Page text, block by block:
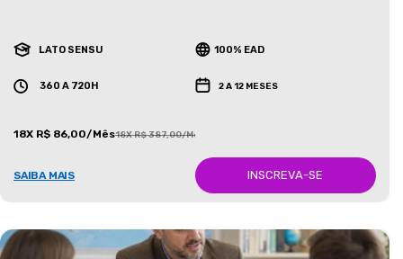
LATO SENSU 100% EAD
360 A 720H 2 A 12 MESES
18X R$ 86,00/Mês18X R$ 387,00/Mês
SAIBA MAIS INSCREVA-SE